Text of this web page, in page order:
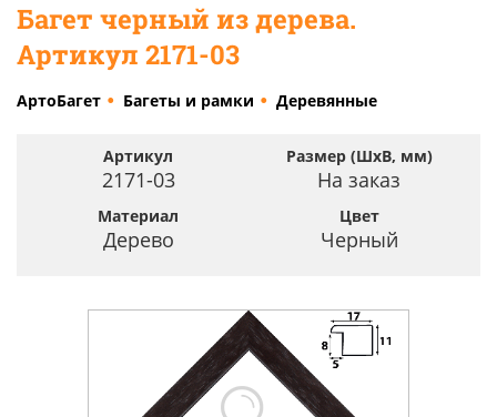
Багет черный из дерева.
Артикул 2171-03
АртоБагет Багеты и рамки Деревянные
Артикул
2171-03
Размер (ШхВ, мм)
На заказ
Материал
Дерево
Цвет
Черный